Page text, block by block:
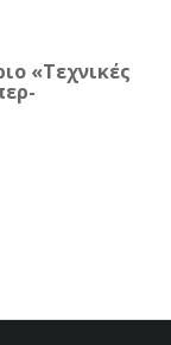
«Τεχνικές